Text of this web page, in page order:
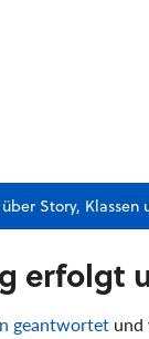
Story, Klassen
erfolgt
geantwortet